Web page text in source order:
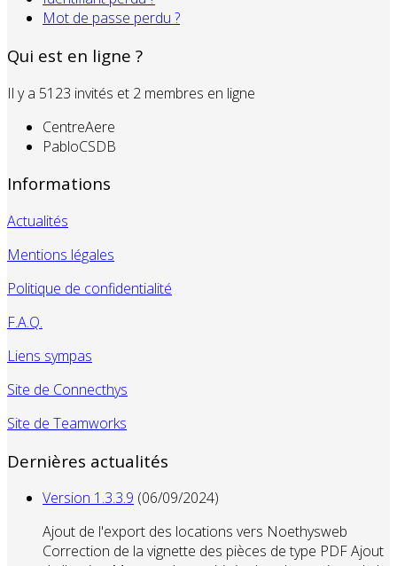
Mot de passe perdu ?
Qui est en ligne ?
Il y a 5123 invités et 2 membres en ligne
CentreAere
PabloCSDB
Informations
Actualités
Mentions légales
Politique de confidentialité
F.A.Q.
Liens sympas
Site de Connecthys
Site de Teamworks
Dernières actualités
Version 1.3.3.9 (06/09/2024)
Ajout de l'export des locations vers Noethysweb
Correction de la vignette des pièces de type PDF Ajout